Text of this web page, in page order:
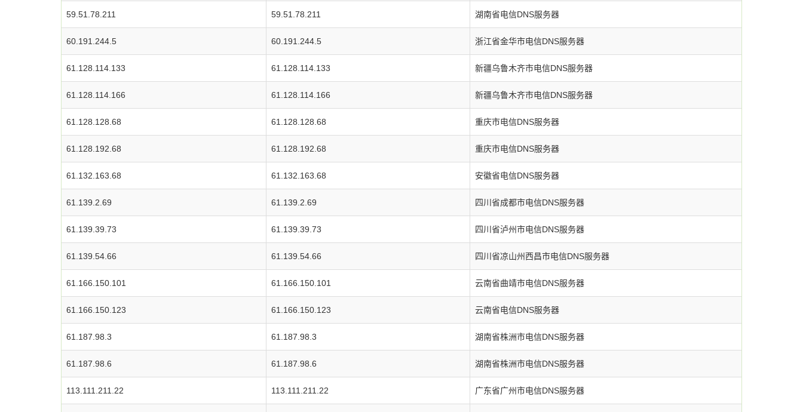
59.51.78.211 59.51.78.211 湖南省电信DNS服务器
60.191.244.5 60.191.244.5 浙江省金华市电信DNS服务器
61.128.114.133 61.128.114.133 新疆乌鲁木齐市电信DNS服务器
61.128.114.166 61.128.114.166 新疆乌鲁木齐市电信DNS服务器
61.128.128.68 61.128.128.68 重庆市电信DNS服务器
61.128.192.68 61.128.192.68 重庆市电信DNS服务器
61.132.163.68 61.132.163.68 安徽省电信DNS服务器
61.139.2.69 61.139.2.69 四川省成都市电信DNS服务器
61.139.39.73 61.139.39.73 四川省泸州市电信DNS服务器
61.139.54.66 61.139.54.66 四川省凉山州西昌市电信DNS服务器
61.166.150.101 61.166.150.101 云南省曲靖市电信DNS服务器
61.166.150.123 61.166.150.123 云南省电信DNS服务器
61.187.98.3 61.187.98.3 湖南省株洲市电信DNS服务器
61.187.98.6 61.187.98.6 湖南省株洲市电信DNS服务器
113.111.211.22 113.111.211.22 广东省广州市电信DNS服务器